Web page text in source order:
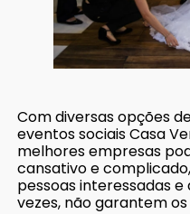
Com diversas opções
eventos sociais Casa
melhores empresas
cansativo e
pessoas interessadas e
vezes, não garantem